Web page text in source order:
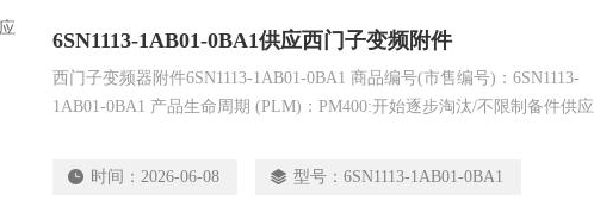
6SN1113-1AB01-0BA1供应西门子变频附件
西门子变频器附件6SN1113-1AB01-0BA1 商品编号(市售编号)：6SN1113-
1AB01-0BA1 产品生命周期 (PLM)：PM400:开始逐步淘汰/不限制备件供应
时间： 2026-06-08 型号： 6SN1113-1AB01-0BA1